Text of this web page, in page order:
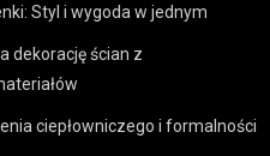
Styl i wygoda w jednym
dekorację ścian z
ciepłowniczego i formalności